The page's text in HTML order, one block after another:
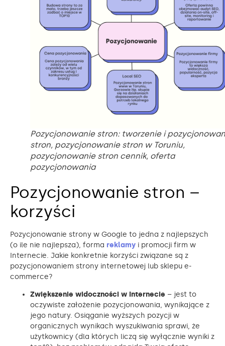
Pozycjonowanie stron: tworzenie i
stron, pozycjonowanie stron w Toruniu,
pozycjonowanie stron cennik, oferta
pozycjonowania
Pozycjonowanie stron –
korzyści
Pozycjonowanie strony w Google to jedna z najlepszych
(o ile nie najlepsza), forma reklamy i promocji firm w
Internecie. Jakie konkretnie korzyści związane są z
pozycjonowaniem strony internetowej lub sklepu e-
commerce?
Zwiększenie widoczności w Internecie – jest to
oczywiste założenie pozycjonowania, wynikające z
jego natury. Osiąganie wyższych pozycji w
organicznych wynikach wyszukiwania sprawi, że
użytkownicy (dla których liczą się wyłącznie wyniki z